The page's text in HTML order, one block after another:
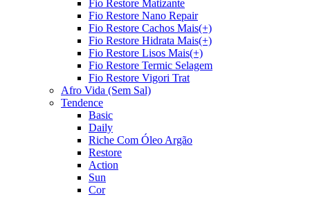
Fio Restore Matizante
Fio Restore Nano Repair
Fio Restore Cachos Mais(+)
Fio Restore Hidrata Mais(+)
Fio Restore Lisos Mais(+)
Fio Restore Termic Selagem
Fio Restore Vigori Trat
Afro Vida (Sem Sal)
Tendence
Basic
Daily
Riche Com Óleo Argão
Restore
Action
Sun
Cor